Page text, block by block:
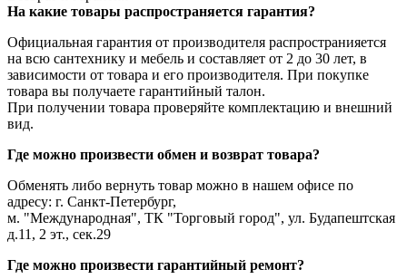
На какие товары распространяется гарантия?
Официальная гарантия от производителя распространияется
на всю сантехнику и мебель и составляет от 2 до 30 лет, в
зависимости от товара и его производителя. При покупке
товара вы получаете гарантийный талон.
При получении товара проверяйте комплектацию и внешний
вид.
Где можно произвести обмен и возврат товара?
Обменять либо вернуть товар можно в нашем офисе по
адресу: г. Санкт-Петербург,
м. "Международная", ТК "Торговый город", ул. Будапештская
д.11, 2 эт., сек.29
Где можно произвести гарантийный ремонт?